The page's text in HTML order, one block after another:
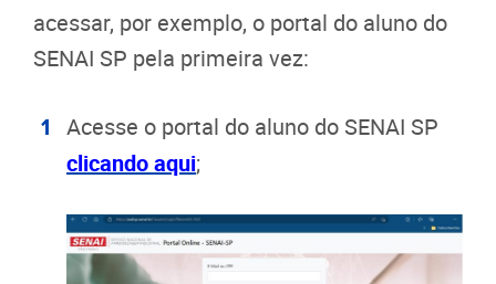
acessar, por exemplo, o portal do aluno do
SENAI SP pela primeira vez:
Acesse o portal do aluno do SENAI SP
clicando aqui;